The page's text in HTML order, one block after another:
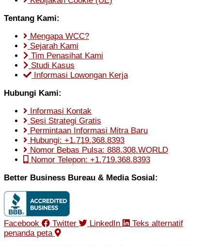
Tentang Kami:
Mengapa WCC?
Sejarah Kami
Tim Penasihat Kami
Studi Kasus
Informasi Lowongan Kerja
Hubungi Kami:
Informasi Kontak
Sesi Strategi Gratis
Permintaan Informasi Mitra Baru
Hubungi: +1.719.368.8393
Nomor Bebas Pulsa: 888.308.WORLD
Nomor Telepon: +1.719.368.8393
Better Business Bureau & Media Sosial:
Facebook Twitter LinkedIn
Teks alternatif
penanda peta